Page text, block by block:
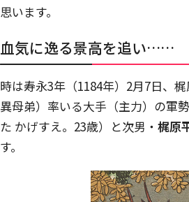
思います。
血気に逸る景高を追い……
時は寿永3年（1184年）2月7日、
異母弟）率いる大手（主力）の軍
た かげすえ。23歳）と次男・ 梶原
す。